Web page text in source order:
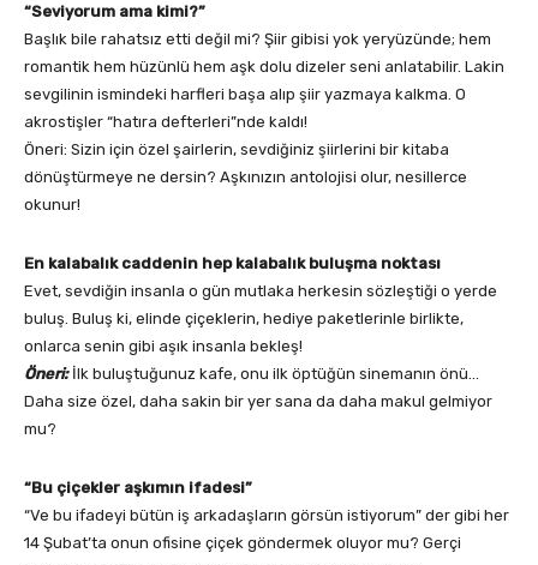
“Seviyorum ama kimi?”
Başlık bile rahatsız etti değil mi? Şiir gibisi yok yeryüzünde; hem
romantik hem hüzünlü hem aşk dolu dizeler seni anlatabilir. Lakin
sevgilinin ismindeki harfleri başa alıp şiir yazmaya kalkma. O
akrostişler “hatıra defterleri”nde kaldı!
Öneri: Sizin için özel şairlerin, sevdiğiniz şiirlerini bir kitaba
dönüştürmeye ne dersin? Aşkınızın antolojisi olur, nesillerce
okunur!
En kalabalık caddenin hep kalabalık buluşma noktası
Evet, sevdiğin insanla o gün mutlaka herkesin sözleştiği o yerde
buluş. Buluş ki, elinde çiçeklerin, hediye paketlerinle birlikte,
onlarca senin gibi aşık insanla bekleş!
Öneri: İlk buluştuğunuz kafe, onu ilk öptüğün sinemanın önü…
Daha size özel, daha sakin bir yer sana da daha makul gelmiyor
mu?
“Bu çiçekler aşkımın ifadesi”
“Ve bu ifadeyi bütün iş arkadaşların görsün istiyorum” der gibi her
14 Şubat’ta onun ofisine çiçek göndermek oluyor mu? Gerçi